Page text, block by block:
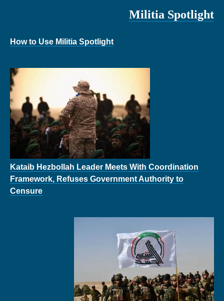
Militia Spotlight
How to Use Militia Spotlight
Kataib Hezbollah Leader Meets With Coordination
Framework, Refuses Government Authority to
Censure